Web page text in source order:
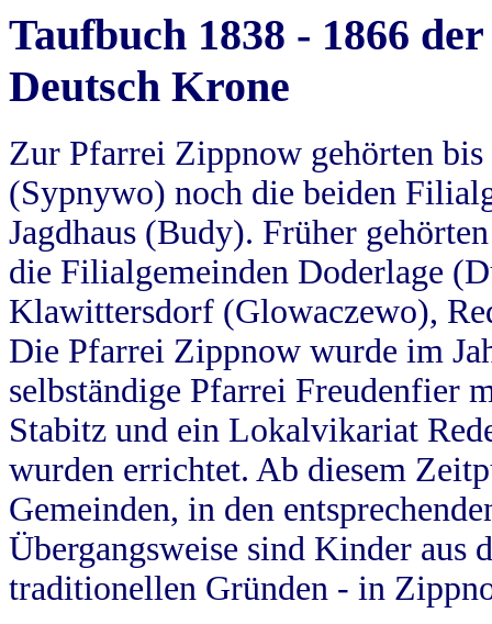
Taufbuch 1838 - 1866
Deutsch Krone
Zur Pfarrei Zippnow gehörten
(Sypnywo) noch die beiden
Jagdhaus (Budy). Früher
die Filialgemeinden Doderlage
Klawittersdorf (Glowaczewo),
Die Pfarrei Zippnow wurde im
selbständige Pfarrei Freudenfier
Stabitz und ein Lokalvikariat
wurden errichtet. Ab diesem
Gemeinden, in den
Übergangsweise sind Kinder aus
traditionellen Gründen - in